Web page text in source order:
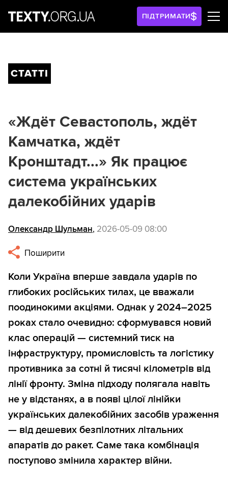
ПІДТРИМАТИ
СТАТТІ
«Ждёт Севастополь, ждёт
Камчатка, ждёт
Кронштадт...» Як працює
система українських
далекобійних ударів
Олександр Шульман, 2026-05-09 08:00
Поширити
Коли Україна вперше завдала ударів по
глибоких російських тилах, це вважали
поодинокими акціями. Однак у 2024–2025
роках стало очевидно: сформувався новий
клас операцій — системний тиск на
інфраструктуру, промисловість та логістику
противника за сотні й тисячі кілометрів від
лінії фронту. Зміна підходу полягала навіть
не у відстанях, а в появі цілої лінійки
українських далекобійних засобів ураження
— від дешевих безпілотних літальних
апаратів до ракет. Саме така комбінація
поступово змінила характер війни.